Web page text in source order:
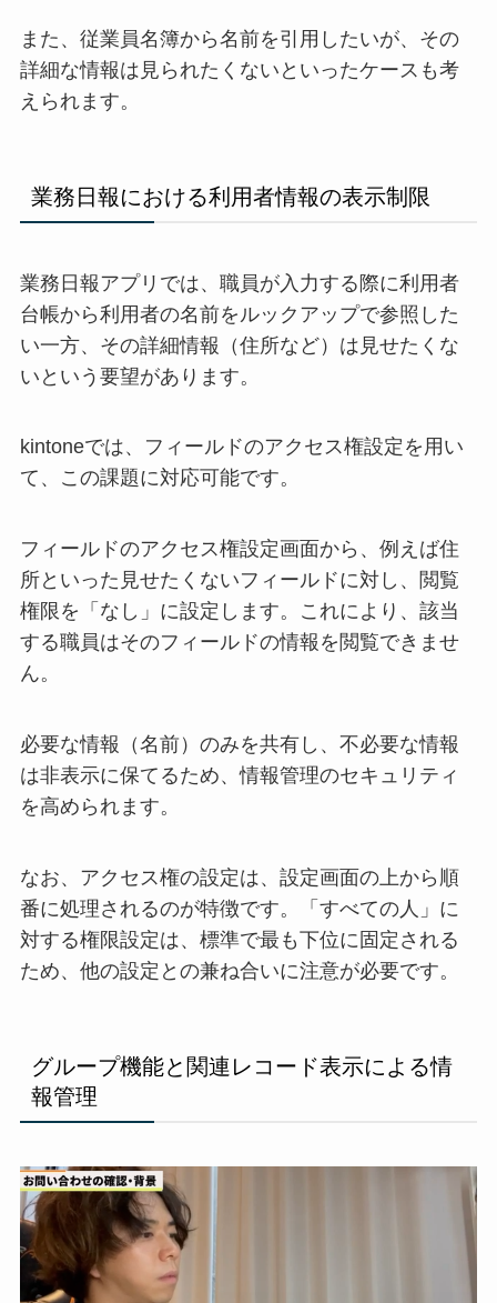
また、従業員名簿から名前を引用したいが、その
詳細な情報は見られたくないといったケースも考
えられます。
業務日報における利用者情報の表示制限
業務日報アプリでは、職員が入力する際に利用者
台帳から利用者の名前をルックアップで参照した
い一方、その詳細情報（住所など）は見せたくな
いという要望があります。
kintoneでは、フィールドのアクセス権設定を用い
て、この課題に対応可能です。
フィールドのアクセス権設定画面から、例えば住
所といった見せたくないフィールドに対し、閲覧
権限を「なし」に設定します。これにより、該当
する職員はそのフィールドの情報を閲覧できませ
ん。
必要な情報（名前）のみを共有し、不必要な情報
は非表示に保てるため、情報管理のセキュリティ
を高められます。
なお、アクセス権の設定は、設定画面の上から順
番に処理されるのが特徴です。「すべての人」に
対する権限設定は、標準で最も下位に固定される
ため、他の設定との兼ね合いに注意が必要です。
グループ機能と関連レコード表示による情
報管理